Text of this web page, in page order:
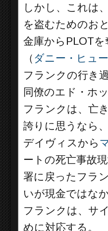
しかし、これは
を盗むためのお
金庫からPLOT
（ ダニー・ヒュ
フランクの行き
同僚のエド・ホ
フランクは、亡
誇りに思うなら
デイヴィスから
ートの死亡事故
署に戻ったフラ
いが現金ではな
フランクは、サ
めに対応する。